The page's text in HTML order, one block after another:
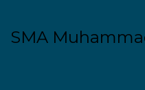
SMA